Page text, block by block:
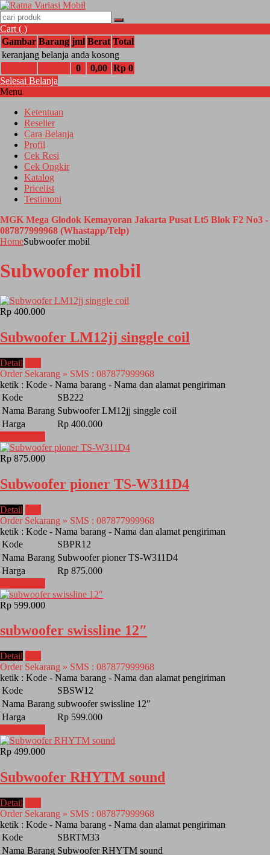
Cart ( )
Gambar Barang jml Berat Total
keranjang belanja anda kosong
0
0,00 Rp 0
Selesai Belanja
Menu
Ketentuan
Reseller
Cara Belanja
Profil
Cek Resi
Cek Ongkir
Katalog
Pricelist
Testimoni
MGK Mega Glodok Kemayoran Jakarta Pusat Lt5 Blok F2 No3 -
087877999968 (Whastapp/Telp)
HomeSubwoofer mobil
Subwoofer mobil
Rp 400.000
Subwoofer LM12jj singgle coil
Detail
Order Sekarang » SMS : 087877999968
ketik : Kode - Nama barang - Nama dan alamat pengiriman
Kode
SB222
Nama Barang Subwoofer LM12jj singgle coil
Harga
Rp 400.000
Rp 875.000
Subwoofer pioner TS-W311D4
Detail
Order Sekarang » SMS : 087877999968
ketik : Kode - Nama barang - Nama dan alamat pengiriman
Kode
SBPR12
Nama Barang Subwoofer pioner TS-W311D4
Harga
Rp 875.000
Rp 599.000
subwoofer swissline 12″
Detail
Order Sekarang » SMS : 087877999968
ketik : Kode - Nama barang - Nama dan alamat pengiriman
Kode
SBSW12
Nama Barang subwoofer swissline 12″
Harga
Rp 599.000
Rp 499.000
Subwoofer RHYTM sound
Detail
Order Sekarang » SMS : 087877999968
ketik : Kode - Nama barang - Nama dan alamat pengiriman
Kode
SBRTM33
Nama Barang Subwoofer RHYTM sound